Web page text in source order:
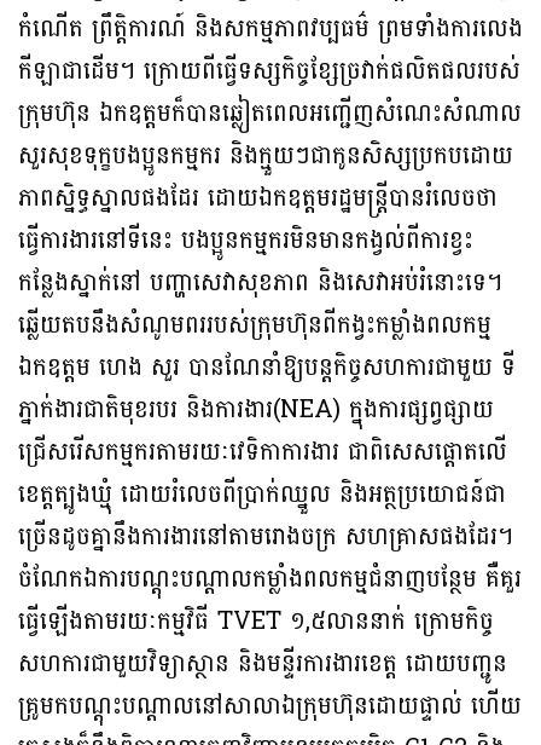
កំណើត ព្រឹត្តិការណ៍ និងសកម្មភាពវប្បធម៌ ព្រមទាំងការលេង
កីឡាជាដើម។ ក្រោយពីធ្វើទស្សកិច្ចខ្សែច្រវាក់ផលិតផលរបស់
ក្រុមហ៊ុន ឯកឧត្តមក៏បានឆ្លៀតពេលអញ្ជើញសំណេះសំណាល
សួរសុខទុក្ខបងប្អូនកម្មករ និងក្មួយៗជាកូនសិស្សប្រកបដោយ
ភាពស្និទ្ធស្នាលផងដែរ ដោយឯកឧត្តមរដ្ឋមន្រ្តីបានរំលេចថា
ធ្វើការងារនៅទីនេះ បងប្អូនកម្មករមិនមានកង្វល់ពីការខ្វះ
កន្លែងស្នាក់នៅ បញ្ហាសេវាសុខភាព និងសេវាអប់រំនោះទេ។
ឆ្លើយតបនឹងសំណូមពររបស់ក្រុមហ៊ុនពីកង្វះកម្លាំងពលកម្ម
ឯកឧត្តម ហេង សួរ បានណែនាំឱ្យបន្តកិច្ចសហការជាមួយ ទី
ភ្នាក់ងារជាតិមុខរបរ និងការងារ(NEA) ក្នុងការផ្សព្វផ្សាយ
ជ្រើសរើសកម្មករតាមរយៈវេទិកាការងារ ជាពិសេសផ្តោតលើ
ខេត្តត្បូងឃ្មុំ ដោយរំលេចពីប្រាក់ឈ្នួល និងអត្ថប្រយោជន៍ជា
ច្រើនដូចគ្នានឹងការងារនៅតាមរោងចក្រ សហគ្រាសផងដែរ។
ចំណែកឯការបណ្តុះបណ្តាលកម្លាំងពលកម្មជំនាញបន្ថែម គឺគួរ
ធ្វើឡើងតាមរយៈកម្មវិធី TVET ១,៥លាននាក់ ក្រោមកិច្ច
សហការជាមួយវិទ្យាស្ថាន និងមន្ទីរការងារខេត្ត ដោយបញ្ជូន
គ្រូមកបណ្តុះបណ្តាលនៅសាលាឯក្រុមហ៊ុនដោយផ្ទាល់ ហើយ